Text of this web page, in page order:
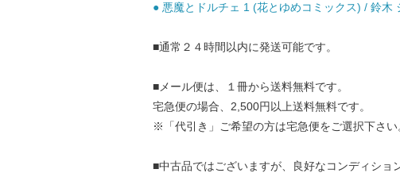
● 悪魔とドルチェ 1 (花とゆめコミックス) / 鈴木
■通常２４時間以内に発送可能です。
■メール便は、１冊から送料無料です。
宅急便の場合、2,500円以上送料無料です。
※「代引き」ご希望の方は宅急便をご選択下さい
■中古品ではございますが、良好なコンディショ